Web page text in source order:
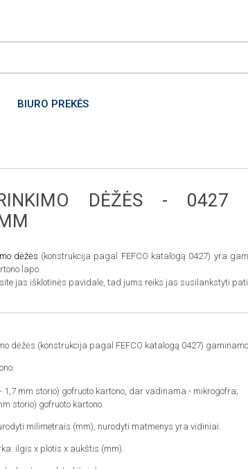
BIURO PREKĖS
DĖŽĖS - 0427
dėžės (konstrukcija pagal FEFCO katalogą 0427) yra
lapo.
jas išklotinės pavidale, tad jums reiks jas susilankstyti
dėžės (konstrukcija pagal FEFCO katalogą 0427)
1,7 mm storio) gofruoto kartono, dar vadinama - mikrogofra;
storio) gofruoto kartono.
milimetrais (mm), nurodyti matmenys yra vidiniai.
ilgis x plotis x aukštis (mm).